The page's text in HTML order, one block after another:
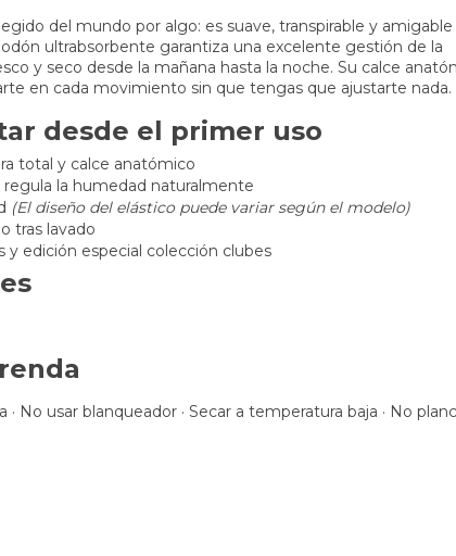
del mundo por algo: es suave, transpirable y
ultrabsorbente garantiza una excelente gestión de la
y seco desde la mañana hasta la noche. Su calce
en cada movimiento sin que tengas que ajustarte nada.
desde el primer uso
total y calce anatómico
la humedad naturalmente
(El diseño del elástico puede variar según el modelo)
tras lavado
y edición especial colección clubes
No usar blanqueador · Secar a temperatura baja · No